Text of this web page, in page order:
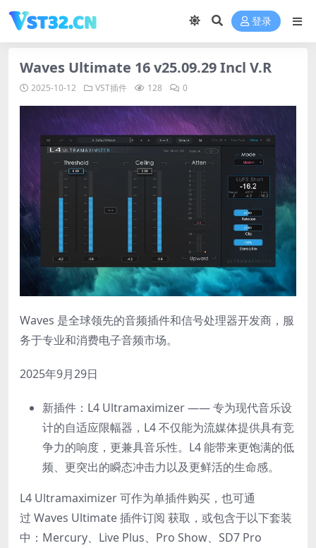
登录
Waves Ultimate 16 v25.09.29 Incl V.R
2025-10-12 VST插件 128 0
Waves 是全球领先的音频插件和信号处理器开发商，服
务于专业和消费电子音频市场。
2025年9月29日
新插件：L4 Ultramaximizer —— 专为现代音乐设
计的自适应限幅器，L4 不仅能为流媒体提供具有竞
争力的响度，更兼具音乐性。L4 能带来更饱满的低
频、更突出的瞬态冲击力以及更鲜活的生命感。
L4 Ultramaximizer 可作为单插件购买，也可通
过 Waves Ultimate 插件订阅 获取，或包含于以下套装
中：Mercury、Live Plus、Pro Show、SD7 Pro